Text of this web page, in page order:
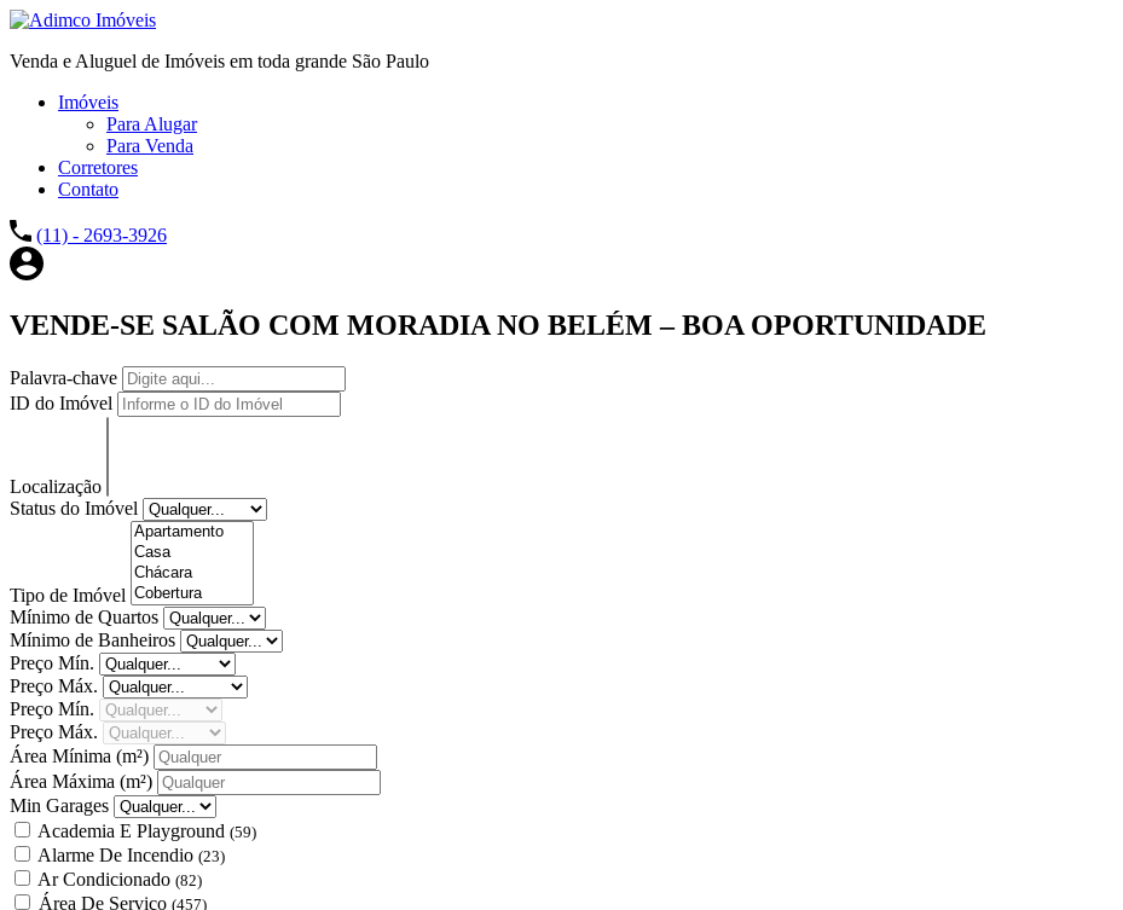
Venda e Aluguel de Imóveis em toda grande São Paulo
Imóveis
Para Alugar
Para Venda
Corretores
Contato
(11) - 2693-3926
VENDE-SE SALÃO COM MORADIA NO BELÉM – BOA OPORTUNIDADE
Palavra-chave
ID do Imóvel
Localização
Status do Imóvel
Tipo de Imóvel
Mínimo de Quartos
Mínimo de Banheiros
Preço Mín.
Preço Máx.
Preço Mín.
Preço Máx.
Área Mínima (m²)
Área Máxima (m²)
Min Garages
Academia E Playground (59)
Alarme De Incendio (23)
Ar Condicionado (82)
Área De Serviço (457)